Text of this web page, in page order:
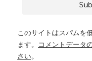
このサイトはスパムを
ます。
コメントデータ
さい。